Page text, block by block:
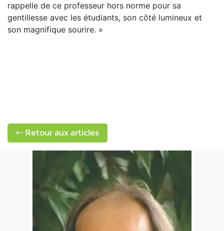
rappelle de ce professeur hors norme pour sa
gentillesse avec les étudiants, son côté lumineux et
son magnifique sourire. »
Retour aux articles